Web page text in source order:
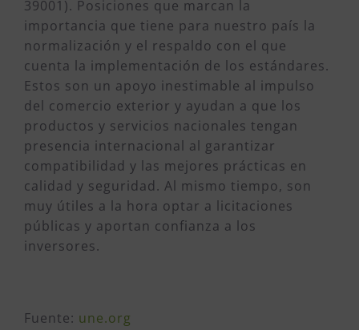
39001). Posiciones que marcan la
importancia que tiene para nuestro país la
normalización y el respaldo con el que
cuenta la implementación de los estándares.
Estos son un apoyo inestimable al impulso
del comercio exterior y ayudan a que los
productos y servicios nacionales tengan
presencia internacional al garantizar
compatibilidad y las mejores prácticas en
calidad y seguridad. Al mismo tiempo, son
muy útiles a la hora optar a licitaciones
públicas y aportan confianza a los
inversores.
Fuente: une.org